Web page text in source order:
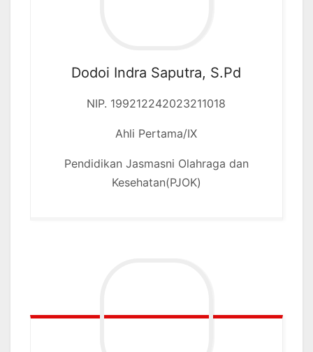
Dodoi Indra Saputra, S.Pd
NIP. 199212242023211018
Ahli Pertama/IX
Pendidikan Jasmasni Olahraga dan
Kesehatan(PJOK)